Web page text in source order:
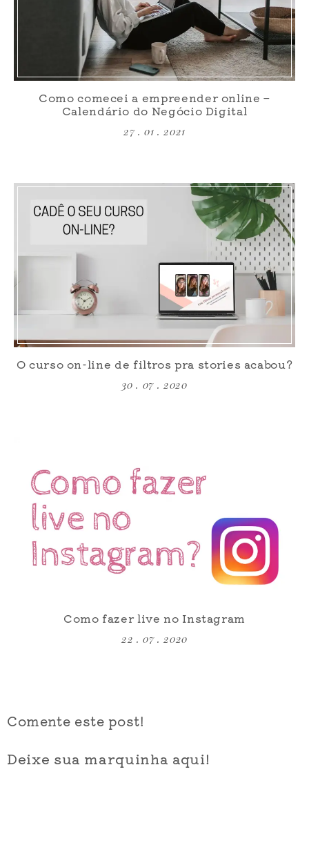
Como comecei a empreender online –
Calendário do Negócio Digital
27 . 01 . 2021
O curso on-line de filtros pra stories acabou?
30 . 07 . 2020
Como fazer live no Instagram
22 . 07 . 2020
Comente este post!
Deixe sua marquinha aqui!